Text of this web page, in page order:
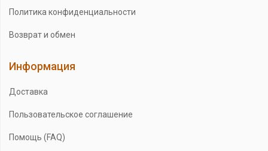
Политика конфиденциальности
Возврат и обмен
Информация
Доставка
Пользовательское соглашение
Помощь (FAQ)